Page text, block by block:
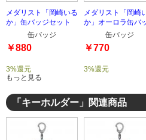
メダリスト「岡崎いる
か」缶バッジセット
缶バッジ
￥880
3%還元
メダリスト「岡崎
か」オーロラ缶バ
缶バッジ
￥770
3%還元
もっと見る
「キーホルダー」関連商品